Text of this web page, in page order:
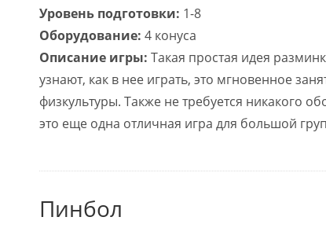
Уровень подготовки: 1-8
Оборудование: 4 конуса
Описание игры: Такая простая идея
узнают, как в нее играть, это мгновенное
физкультуры. Также не требуется никакого
это еще одна отличная игра для большой
Пинбол